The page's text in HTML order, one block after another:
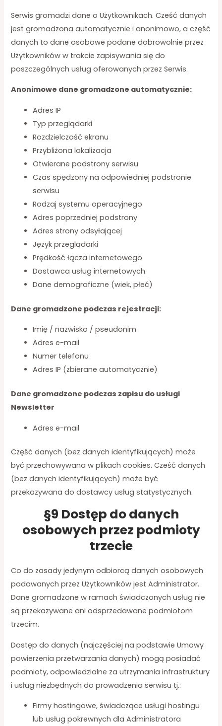
Serwis gromadzi dane o Użytkownikach. Cześć danych
jest gromadzona automatycznie i anonimowo, a część
danych to dane osobowe podane dobrowolnie przez
Użytkowników w trakcie zapisywania się do
poszczególnych usług oferowanych przez Serwis.
Anonimowe dane gromadzone automatycznie:
Adres IP
Typ przeglądarki
Rozdzielczość ekranu
Przybliżona lokalizacja
Otwierane podstrony serwisu
Czas spędzony na odpowiedniej podstronie
serwisu
Rodzaj systemu operacyjnego
Adres poprzedniej podstrony
Adres strony odsyłającej
Język przeglądarki
Prędkość łącza internetowego
Dostawca usług internetowych
Dane demograficzne (wiek, płeć)
Dane gromadzone podczas rejestracji:
Imię / nazwisko / pseudonim
Adres e-mail
Numer telefonu
Adres IP (zbierane automatycznie)
Dane gromadzone podczas zapisu do usługi
Newsletter
Adres e-mail
Część danych (bez danych identyfikujących) może
być przechowywana w plikach cookies. Cześć danych
(bez danych identyfikujących) może być
przekazywana do dostawcy usług statystycznych.
§9 Dostęp do danych
osobowych przez podmioty
trzecie
Co do zasady jedynym odbiorcą danych osobowych
podawanych przez Użytkowników jest Administrator.
Dane gromadzone w ramach świadczonych usług nie
są przekazywane ani odsprzedawane podmiotom
trzecim.
Dostęp do danych (najczęściej na podstawie Umowy
powierzenia przetwarzania danych) mogą posiadać
podmioty, odpowiedzialne za utrzymania infrastruktury
i usług niezbędnych do prowadzenia serwisu tj.:
Firmy hostingowe, świadczące usługi hostingu
lub usług pokrewnych dla Administratora